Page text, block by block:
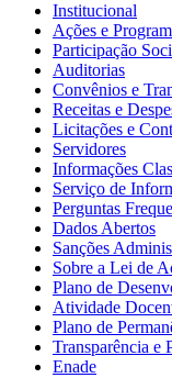
Institucional
Ações e
Participação
Auditorias
Convênios e
Receitas e
Licitações e
Servidores
Informações
Serviço de
Perguntas
Dados Abertos
Sanções
Sobre a Lei de
Plano de
Atividade
Plano de
Transparência e
Enade